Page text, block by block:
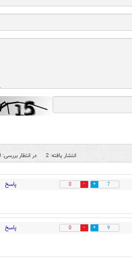
انتشار یافته: 2 در انتظار بررسی: 3
7
0 پاسخ
9
0 پاسخ